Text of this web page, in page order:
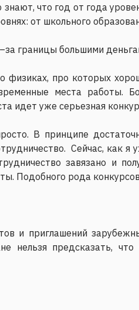
что год от года
от школьного
границы большими
про которых
места работы.
идет уже серьезная
В принципе
Сейчас, как я
завязано и
Подобного рода
и приглашений
нельзя предсказать,